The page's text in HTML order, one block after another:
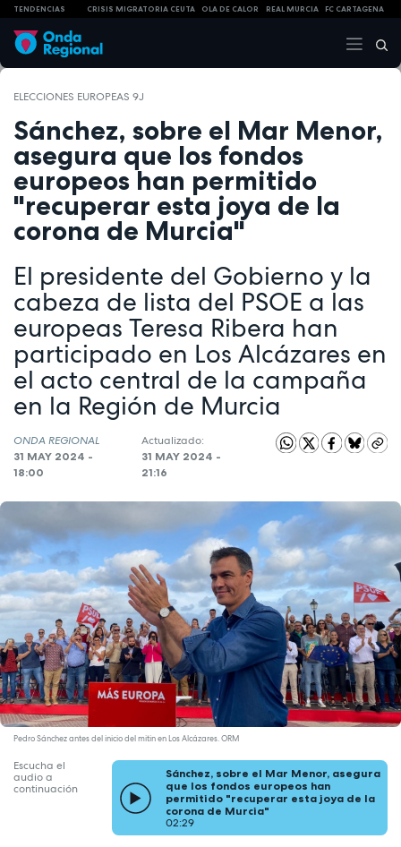
TENDENCIAS CRISIS MIGRATORIA CEUTA OLA DE CALOR REAL MURCIA FC CARTAGENA
ELECCIONES EUROPEAS 9J
Sánchez, sobre el Mar Menor,
asegura que los fondos
europeos han permitido
"recuperar esta joya de la
corona de Murcia"
El presidente del Gobierno y la
cabeza de lista del PSOE a las
europeas Teresa Ribera han
participado en Los Alcázares en
el acto central de la campaña
en la Región de Murcia
ONDA REGIONAL
31 MAY 2024 -
18:00
Actualizado:
31 MAY 2024 -
21:16
Pedro Sánchez antes del inicio del mitin en Los Alcázares. ORM
Escucha el
audio a
continuación
Sánchez, sobre el Mar Menor, asegura
que los fondos europeos han
permitido "recuperar esta joya de la
corona de Murcia"
02:29